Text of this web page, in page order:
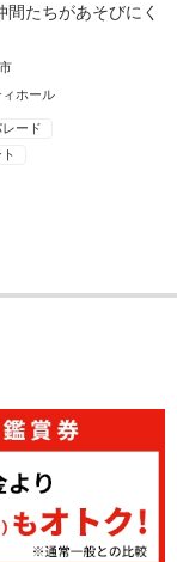
たちがあそびにく
ホール
ード